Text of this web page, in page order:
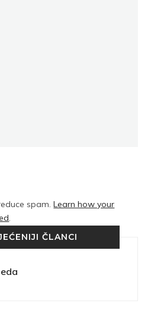
spam.Learn how your
.
ČLANCI